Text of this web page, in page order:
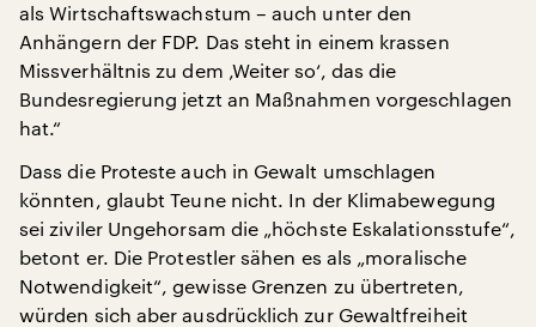
als Wirtschaftswachstum – auch unter den
Anhängern der FDP. Das steht in einem krassen
Missverhältnis zu dem ‚Weiter so‘, das die
Bundesregierung jetzt an Maßnahmen vorgeschlagen
hat.“
Dass die Proteste auch in Gewalt umschlagen
könnten, glaubt Teune nicht. In der Klimabewegung
sei ziviler Ungehorsam die „höchste Eskalationsstufe“,
betont er. Die Protestler sähen es als „moralische
Notwendigkeit“, gewisse Grenzen zu übertreten,
würden sich aber ausdrücklich zur Gewaltfreiheit